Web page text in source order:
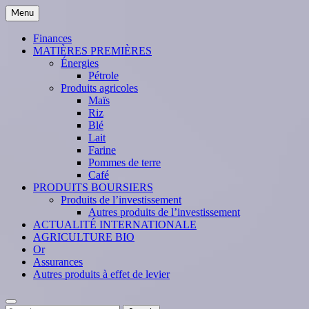
Skip
to
content
Menu
Finances
MATIÈRES PREMIÈRES
Énergies
Pétrole
Produits agricoles
Maïs
Riz
Blé
Lait
Farine
Pommes de terre
Café
PRODUITS BOURSIERS
Produits de l’investissement
Autres produits de l’investissement
ACTUALITÉ INTERNATIONALE
AGRICULTURE BIO
Or
Assurances
Autres produits à effet de levier
Search